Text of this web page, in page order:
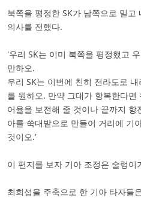
북쪽을 평정한 SK가 남쪽으로 밀고
의사를 전했다.
'우리 SK는 이미 북쪽을 평정했고
만하오.
우리 SK는 이번에 친히 전라도로
를 원하오. 만약 그대가 항복한다
어율을 보전해 줄 것이나 끝까지
아를 쑥대밭으로 만들어 거리에 기
것이오.'
이 편지를 보자 기아 조정은 술렁이
최희섭을 주축으로 한 기아 타자들